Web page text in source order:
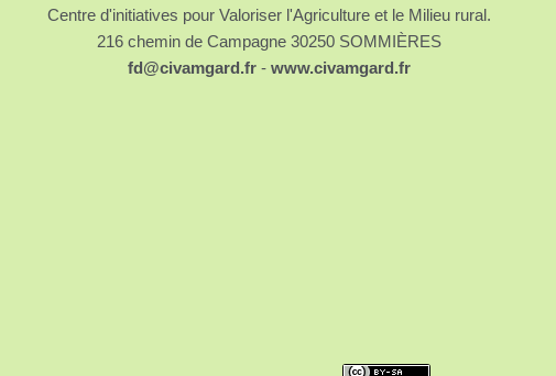
Centre d'initiatives pour Valoriser l'Agriculture et le Milieu rural.
216 chemin de Campagne 30250 SOMMIÈRES
fd@civamgard.fr- www.civamgard.fr